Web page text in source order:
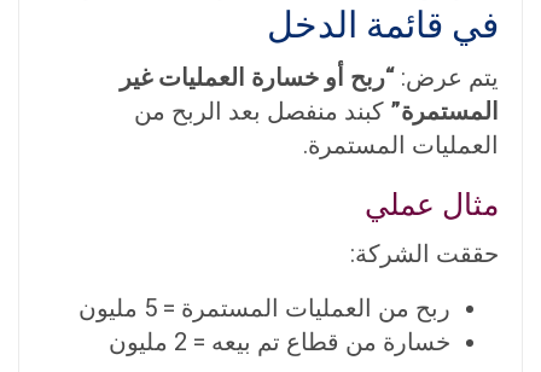
في قائمة الدخل
يتم عرض: “ربح أو خسارة العمليات غير
المستمرة” كبند منفصل بعد الربح من
العمليات المستمرة.
مثال عملي
حققت الشركة:
ربح من العمليات المستمرة = 5 مليون
خسارة من قطاع تم بيعه = 2 مليون